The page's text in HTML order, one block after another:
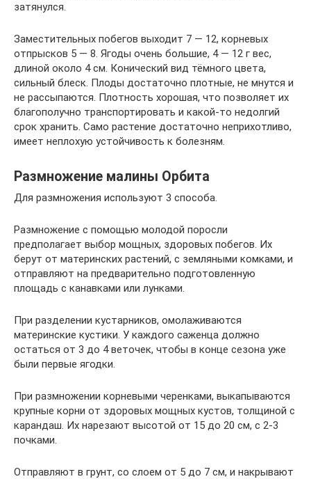
затянулся.
Заместительных побегов выходит 7 — 12, корневых
отпрысков 5 — 8. Ягоды очень большие, 4 — 12 г вес,
длиной около 4 см. Конический вид тёмного цвета,
сильный блеск. Плоды достаточно плотные, не мнутся и
не рассыпаются. Плотность хорошая, что позволяет их
благополучно транспортировать и какой-то недолгий
срок хранить. Само растение достаточно неприхотливо,
имеет неплохую устойчивость к болезням.
Размножение малины Орбита
Для размножения используют 3 способа.
Размножение с помощью молодой поросли
предполагает выбор мощных, здоровых побегов. Их
берут от материнских растений, с земляными комками, и
отправляют на предварительно подготовленную
площадь с канавками или лунками.
При разделении кустарников, омолаживаются
материнские кустики. У каждого саженца должно
остаться от 3 до 4 веточек, чтобы в конце сезона уже
были первые ягодки.
При размножении корневыми черенками, выкапываются
крупные корни от здоровых мощных кустов, толщиной с
карандаш. Их нарезают высотой от 15 до 20 см, с 2-3
почками.
Отправляют в грунт, со слоем от 5 до 7 см, и накрывают